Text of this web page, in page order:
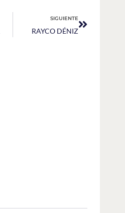
SIGUIENTE
RAYCO DÉNIZ